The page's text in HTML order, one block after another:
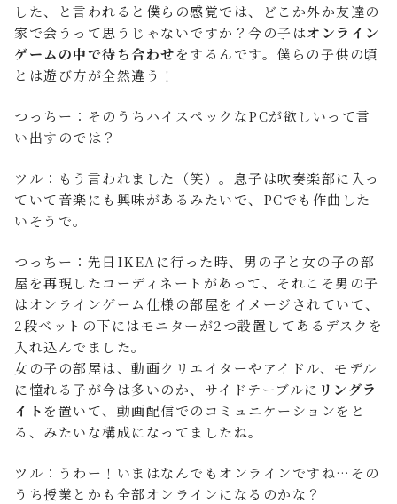
した、と言われると僕らの感覚では、どこか外か友達の
家で会うって思うじゃないですか？今の子はオンライン
ゲームの中で待ち合わせをするんです。僕らの子供の頃
とは遊び方が全然違う！
つっちー：そのうちハイスペックなPCが欲しいって言
い出すのでは？
ツル：もう言われました（笑）。息子は吹奏楽部に入っ
ていて音楽にも興味があるみたいで、PCでも作曲した
いそうで。
つっちー：先日IKEAに行った時、男の子と女の子の部
屋を再現したコーディネートがあって、それこそ男の子
はオンラインゲーム仕様の部屋をイメージされていて、
2段ベットの下にはモニターが2つ設置してあるデスクを
入れ込んでました。
女の子の部屋は、動画クリエイターやアイドル、モデル
に憧れる子が今は多いのか、サイドテーブルに リングラ
イトを置いて、動画配信でのコミュニケーションをと
る、みたいな構成になってましたね。
ツル：うわー！いまはなんでもオンラインですね…その
うち授業とかも全部オンラインになるのかな？